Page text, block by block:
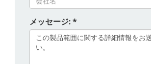
メッセージ: *